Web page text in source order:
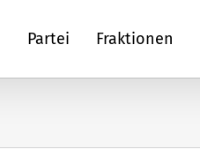
Partei Fraktionen